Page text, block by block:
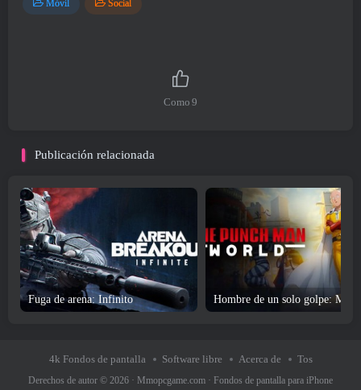
Móvil Social
Como 9
Publicación relacionada
Fuga de arena: Infinito Hombre de un solo golpe:
4k Fondos de pantalla Software libre Acerca de Tos
Derechos de autor © 2026 · Mmopcgame.com · Fondos de pantalla para iPhone